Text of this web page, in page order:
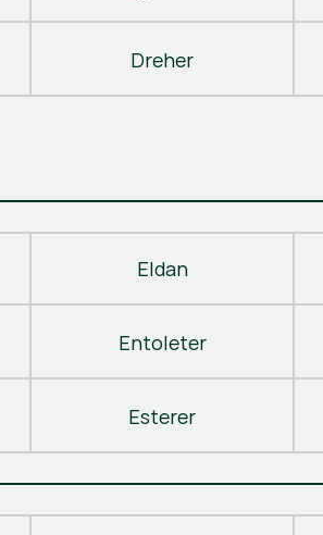
Dreher
Eldan
Entoleter
Esterer